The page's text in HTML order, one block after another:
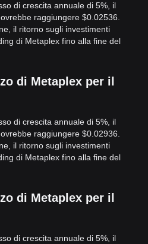
di crescita annuale di 5%, il
raggiungere $0.02536.
il ritorno sugli investimenti
di Metaplex fino alla fine del
di Metaplex per il
di crescita annuale di 5%, il
raggiungere $0.02936.
il ritorno sugli investimenti
di Metaplex fino alla fine del
di Metaplex per il
di crescita annuale di 5%, il